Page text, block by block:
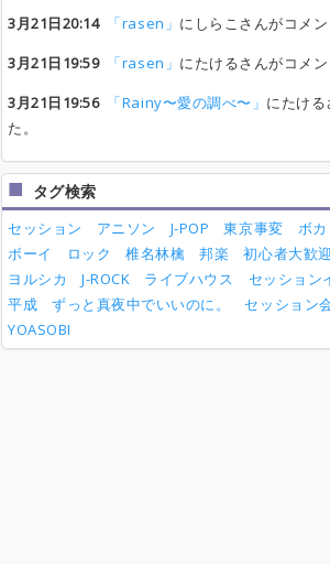
3月21日20:14
「rasen」 にしらこさんがコメン
3月21日19:59
「rasen」 にたけるさんがコメン
3月21日19:56
「Rainy〜愛の調べ〜」 にたけ
た。
タグ検索
セッション アニソン J-POP 東京事変 ボカ
ボーイ
ロック 椎名林檎 邦楽 初心者大歓迎
ヨルシカ
J-ROCK ライブハウス セッション
平成
ずっと真夜中でいいのに。 セッション
YOASOBI